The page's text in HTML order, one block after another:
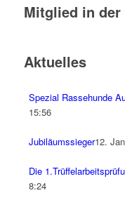
Mitglied in der
Aktuelles
Spezial Rassehunde
15:56
Jubiläumssieger12.
Die
8:24